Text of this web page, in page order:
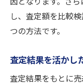
し、査定額を比較
つの方法です。
査定結果を活かし
査定結果をもとに